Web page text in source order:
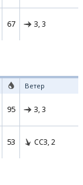
67 З, 3
Ветер
95 З, 3
53 ССЗ, 2